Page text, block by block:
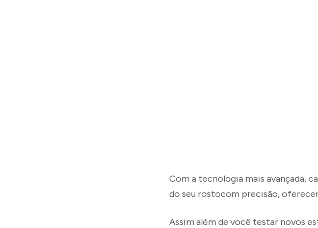
Com a tecnologia mais avançada,
do seu rostocom precisão,
Assim além de você testar novos